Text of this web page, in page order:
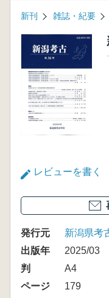
新刊 雑誌・紀要
レビューを書く
発行元
新潟県考
出版年
2025/03
判
A4
ページ
179